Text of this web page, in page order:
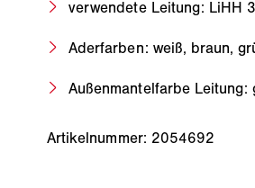
verwendete Leitung: LiHH
Aderfarben: weiß, braun,
Außenmantelfarbe Leitung:
Artikelnummer: 2054692